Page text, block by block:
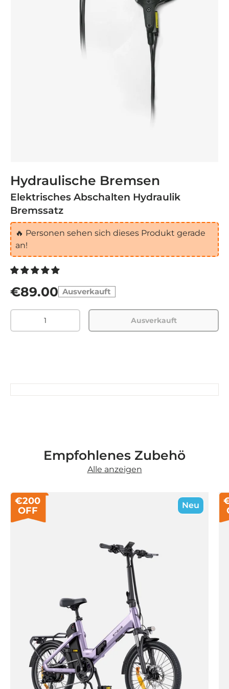
Hydraulische Bremsen
Elektrisches Abschalten Hydraulik
Bremssatz
🔥 Personen sehen sich dieses Produkt gerade
an!
€89.00 Ausverkauft
Menge
Ausverkauft
Empfohlenes Zubehö
Alle anzeigen
Neu
€200
OFF